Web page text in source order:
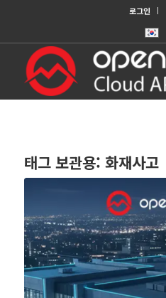
로그인
태그 보관용: 화재사고